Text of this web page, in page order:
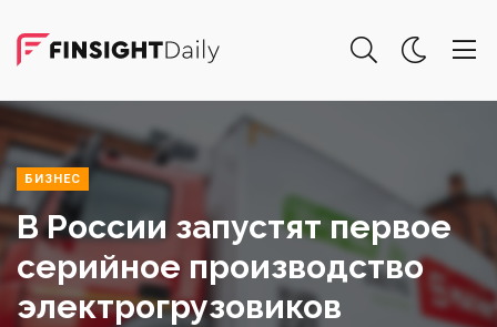
БИЗНЕС
В России запустят первое
серийное производство
электрогрузовиков